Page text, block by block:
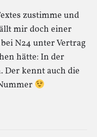
zustimme und
mir doch einer
N24 unter Vertrag
hätte: In der
Der kennt auch die